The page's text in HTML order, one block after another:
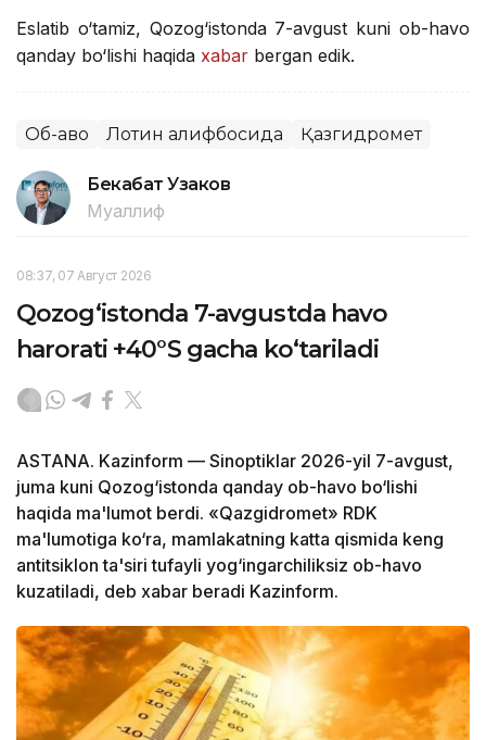
Eslatib o‘tamiz, Qozog‘istonda 7-avgust kuni ob-havo
qanday bo‘lishi haqida xabar bergan edik.
Об-ҳаво Лотин алифбосида Қазгидромет
Бекабат Узаков
Муаллиф
08:37, 07 Август 2026
Qozog‘istonda 7-avgustda havo
harorati +40°S gacha ko‘tariladi
ASTANA. Kazinform — Sinoptiklar 2026-yil 7-avgust,
juma kuni Qozog‘istonda qanday ob-havo bo‘lishi
haqida ma'lumot berdi. «Qazgidromet» RDK
ma'lumotiga ko‘ra, mamlakatning katta qismida keng
antitsiklon ta'siri tufayli yog‘ingarchiliksiz ob-havo
kuzatiladi, deb xabar beradi Kazinform.